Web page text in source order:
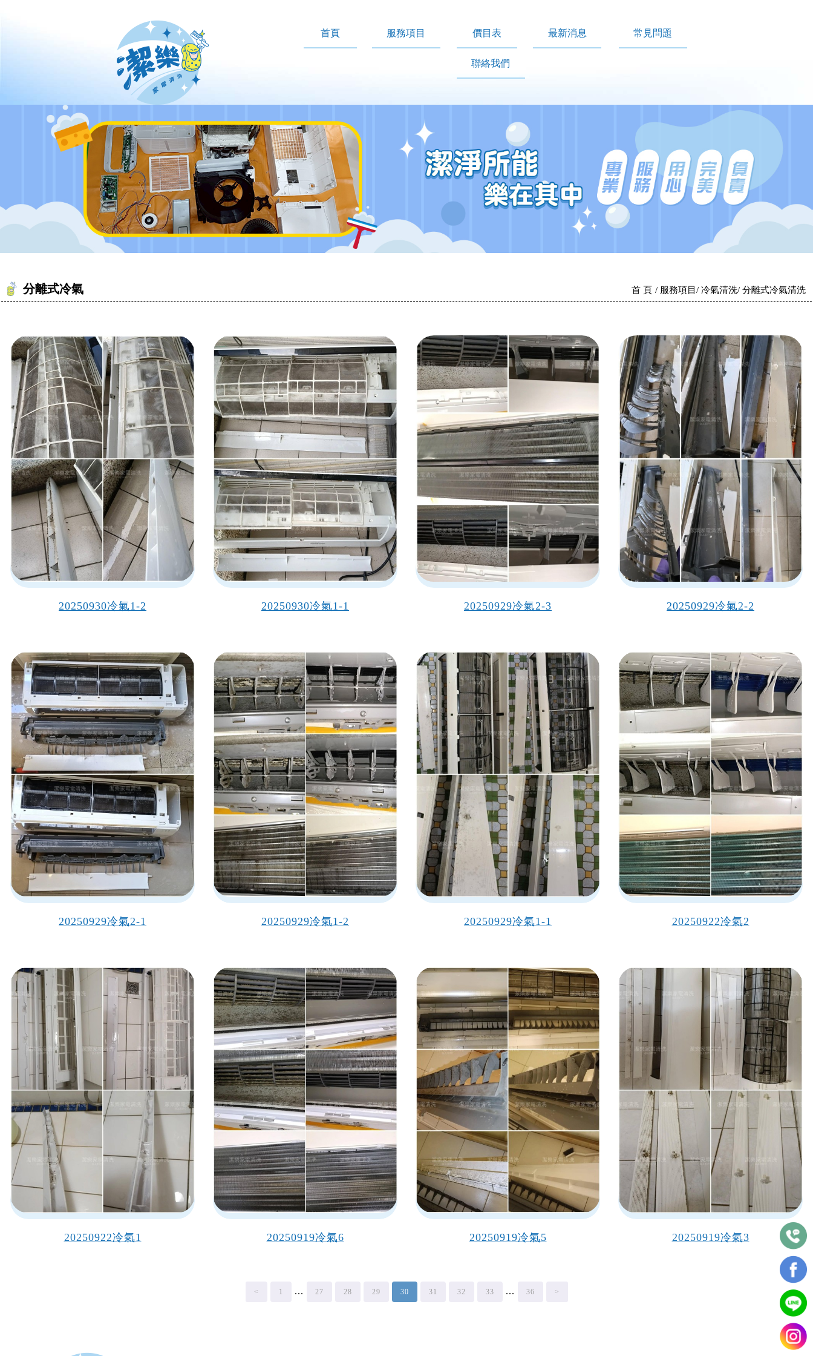
首頁 服務項目 價目表 最新消息 常見問題
聯絡我們
分離式冷氣 首 頁 服務項目 冷氣清洗 分離式冷氣清洗
20250930冷氣1-2 20250930冷氣1-1 20250929冷氣2-3 20250929冷氣2-2
20250929冷氣2-1 20250929冷氣1-2 20250929冷氣1-1 20250922冷氣2
20250922冷氣1 20250919冷氣6 20250919冷氣5 20250919冷氣3
< 1 ... 27 28 29 30 31 32 33 ... 36 >